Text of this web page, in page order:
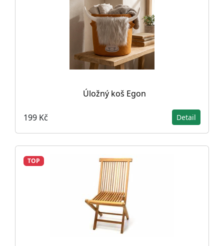
Úložný koš Egon
199 Kč Detail
TOP